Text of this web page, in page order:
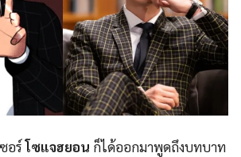
อร์โซแจฮยอน ก็ได้ออกมาพูดถึงบทบาท